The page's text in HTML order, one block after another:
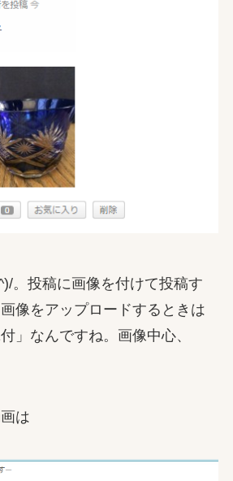
。投稿に画像を付けて投稿す
像をアップロードするときは
」なんですね。画像中心、
は